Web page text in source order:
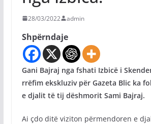
28/03/2022 admin
Shpërndaje
Gani Bajraj nga fshati Izbicë i
rrëfim ekskluziv për Gazeta Blic ka
e djalit të tij dëshmorit Sami Bajraj.
Ai çdo ditë viziton përmendoren e